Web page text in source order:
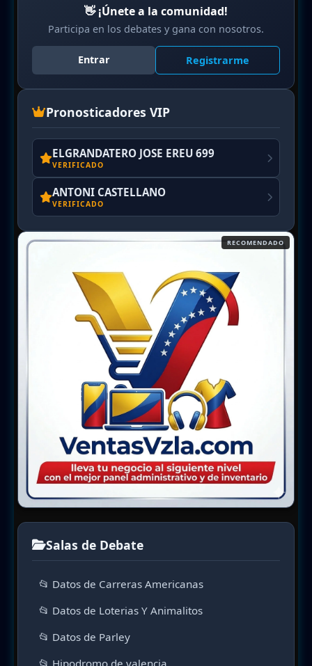
👋 ¡Únete a la comunidad!
Participa en los debates y gana con nosotros.
Entrar Registrarme
Pronosticadores VIP
ELGRANDATERO JOSE EREU 699
VERIFICADO
ANTONI CASTELLANO
VERIFICADO
RECOMENDADO
Salas de Debate
📂 Datos de Carreras Americanas
📂 Datos de Loterias Y Animalitos
📂 Datos de Parley
📂 Hipodromo de valencia